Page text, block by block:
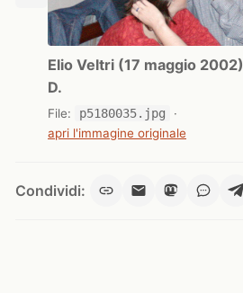
Elio Veltri (17 maggio
D.
File: p5180035.jpg
·
apri l'immagine originale
Condividi: